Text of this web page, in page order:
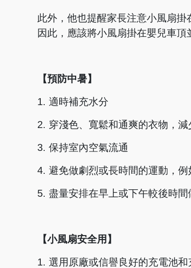
此外，他也提醒家長注意小風扇
因此，應該將小風扇掛在嬰兒車頂
【預防中暑】
1. 適時補充水分
2. 穿淺色、寬鬆和通爽的衣物，減
3. 保持室內空氣流通
4. 避免做劇烈或長時間的運動，例
5. 盡量安排在早上或下午較後時
【小風扇安全用】
1. 選用原廠或信譽良好的充電池和